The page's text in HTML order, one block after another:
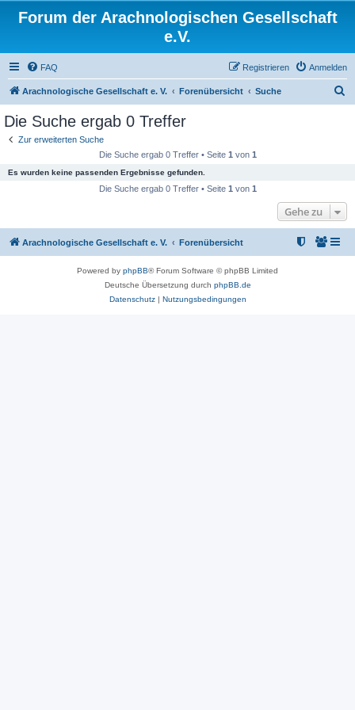
Forum der Arachnologischen Gesellschaft
e.V.
FAQ Anmelden
Registrieren
Arachnologische Gesellschaft e. V. Forenübersicht Suche
Die Suche ergab 0 Treffer
Zur erweiterten Suche
Die Suche ergab 0 Treffer • Seite 1 von 1
Es wurden keine passenden Ergebnisse gefunden.
Die Suche ergab 0 Treffer • Seite 1 von 1
Gehe zu
Arachnologische Gesellschaft e. V. Forenübersicht
Powered by phpBB® Forum Software © phpBB Limited
Deutsche Übersetzung durch phpBB.de
Datenschutz| Nutzungsbedingungen